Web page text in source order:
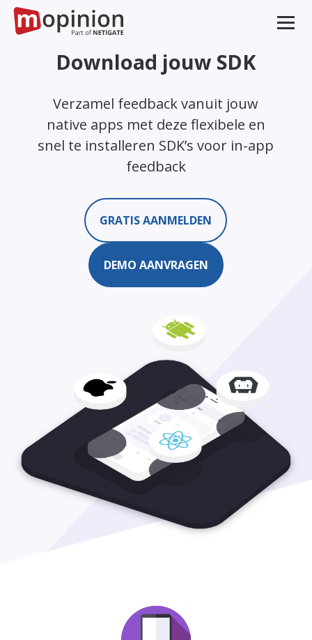
Download jouw SDK
Verzamel feedback vanuit jouw
native apps met deze flexibele en
snel te installeren SDK’s voor in-app
feedback
GRATIS AANMELDEN
DEMO AANVRAGEN